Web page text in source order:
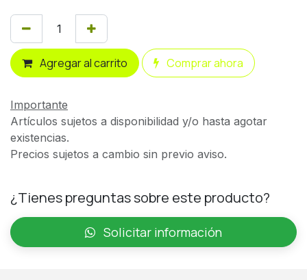
Agregar al carrito Comprar ahora
Importante
Artículos sujetos a disponibilidad y/o hasta agotar
existencias.
Precios sujetos a cambio sin previo aviso.
¿Tienes preguntas sobre este producto?
Solicitar información